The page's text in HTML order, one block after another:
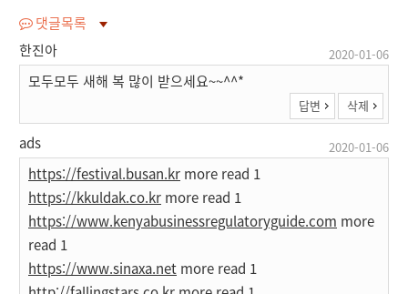
댓글목록
한진아
2020-01-06
모두모두 새해 복 많이 받으세요~~^^*
답변 삭제
ads 2020-01-06
https://festival.busan.kr more read 1
https://kkuldak.co.kr more read 1
https://www.kenyabusinessregulatoryguide.com more
read 1
https://www.sinaxa.net more read 1